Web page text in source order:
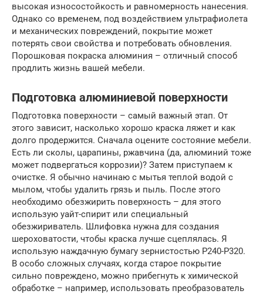
высокая износостойкость и равномерность нанесения.
Однако со временем, под воздействием ультрафиолета
и механических повреждений, покрытие может
потерять свои свойства и потребовать обновления.
Порошковая покраска алюминия – отличный способ
продлить жизнь вашей мебели.
Подготовка алюминиевой поверхности
Подготовка поверхности – самый важный этап. От
этого зависит, насколько хорошо краска ляжет и как
долго продержится. Сначала оцените состояние мебели.
Есть ли сколы, царапины, ржавчина (да, алюминий тоже
может подвергаться коррозии)? Затем приступаем к
очистке. Я обычно начинаю с мытья теплой водой с
мылом, чтобы удалить грязь и пыль. После этого
необходимо обезжирить поверхность – для этого
использую уайт-спирит или специальный
обезжириватель. Шлифовка нужна для создания
шероховатости, чтобы краска лучше сцеплялась. Я
использую наждачную бумагу зернистостью P240-P320.
В особо сложных случаях, когда старое покрытие
сильно повреждено, можно прибегнуть к химической
обработке – например, использовать преобразователь